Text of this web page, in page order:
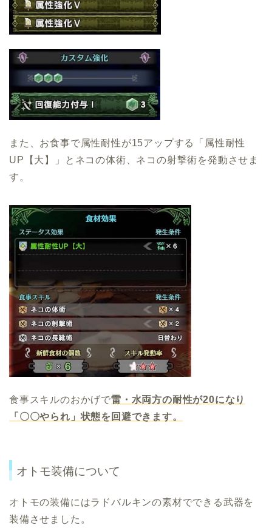
また、お食事で属性耐性が15アップする「属性耐性
UP【大】」とネコの体術、ネコの射撃術を発動させま
す。
食事スキルのおかげで雷・水両方の耐性が20になり
「〇〇やられ」状態を回避できます。
オトモ装備について
オトモの装備にはラドバルキンの素材でできる武器を
装備させました。